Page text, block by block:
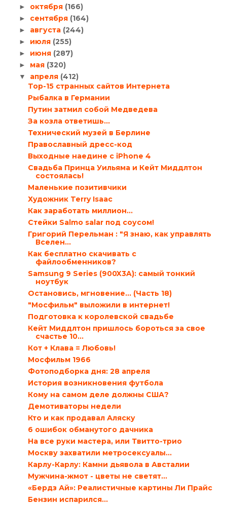
► октября (166)
► сентября (164)
► августа (244)
► июля (255)
► июня (287)
► мая (320)
▼ апреля (412)
Top-15 странных сайтов Интернета
Рыбалка в Германии
Путин затмил собой Медведева
За козла ответишь…
Технический музей в Берлине
Православный дресс-код
Выходные наедине с iPhone 4
Свадьба Принца Уильяма и Кейт Миддлтон
состоялась!
Маленькие позитивчики
Художник Terry Isaac
Как заработать миллион…
Стейки Salmo salar под соусом!
Григорий Перельман : "Я знаю, как управлять
Вселен...
Как бесплатно скачивать с
файлообменников?
Samsung 9 Series (900X3A): самый тонкий
ноутбук
Остановись, мгновение... (Часть 18)
"Мосфильм" выложили в интернет!
Подготовка к королевской свадьбе
Кейт Миддлтон пришлось бороться за свое
счастье 10...
Кот + Клава = Любовь!
Мосфильм 1966
Фотоподборка дня: 28 апреля
История возникновения футбола
Кому на самом деле должны США?
Демотиваторы недели
Кто и как продавал Аляску
6 ошибок обманутого дачника
На все руки мастера, или Твитто-трио
Москву захватили метросексуалы…
Карлу-Карлу: Камни дьявола в Австалии
Мужчина-жмот - цветы не светят…
«Бердз Ай»: Реалистичные картины Ли Прайс
Бензин испарился…